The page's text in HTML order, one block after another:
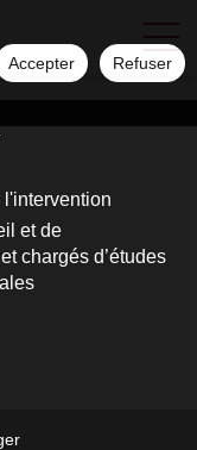
Accepter Refuser
l'intervention
et de
chargés d’études